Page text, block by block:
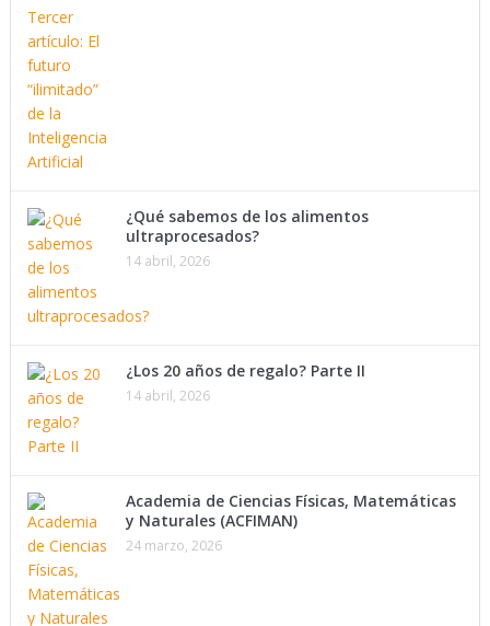
¿Qué sabemos de los alimentos
ultraprocesados?
14 abril, 2026
¿Los 20 años de regalo? Parte II
14 abril, 2026
Academia de Ciencias Físicas, Matemáticas
y Naturales (ACFIMAN)
24 marzo, 2026